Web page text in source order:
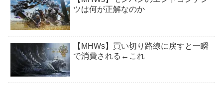
ツは何が正解なのか
【MHWs】買い切り路線に戻すと一瞬
で消費される←これ